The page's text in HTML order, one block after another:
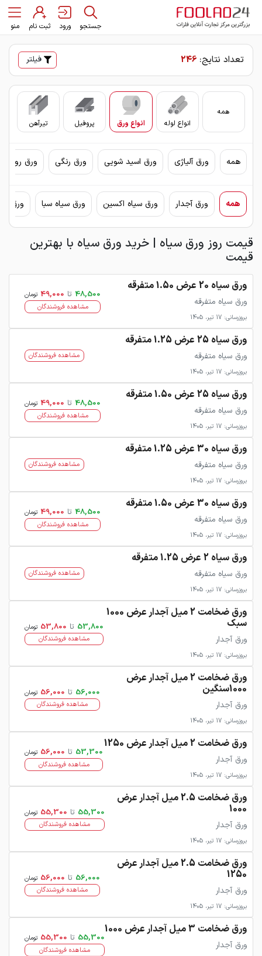
جستجو ورود ثبت نام منو
تعداد نتایج: 246 فیلتر
همه
انواع لوله
انواع ورق پروفیل تیرآهن
همه ورق آلیاژی ورق اسید شویی ورق رنگی ورق
همه ورق آجدار ورق سیاه اکسین ورق سیاه سبا ورق
قیمت روز ورق سیاه | خرید ورق سیاه با بهترین
قیمت
ورق سیاه 20 عرض 1.50 متفرقه
ورق سیاه متفرقه
بروزرسانی: 17 تیر، 1405
48,500 تا 49,000 تومان
مشاهده فروشندگان
ورق سیاه 25 عرض 1.25 متفرقه
ورق سیاه متفرقه
بروزرسانی: 17 تیر، 1405
مشاهده فروشندگان
ورق سیاه 25 عرض 1.50 متفرقه
ورق سیاه متفرقه
بروزرسانی: 17 تیر، 1405
48,500 تا 49,000 تومان
مشاهده فروشندگان
ورق سیاه 30 عرض 1.25 متفرقه
ورق سیاه متفرقه
بروزرسانی: 17 تیر، 1405
مشاهده فروشندگان
ورق سیاه 30 عرض 1.50 متفرقه
ورق سیاه متفرقه
بروزرسانی: 17 تیر، 1405
48,500 تا 49,000 تومان
مشاهده فروشندگان
ورق سیاه 2 عرض 1.25 متفرقه
ورق سیاه متفرقه
بروزرسانی: 17 تیر، 1405
مشاهده فروشندگان
ورق ضخامت 2 میل آجدار عرض 1000
سبک
ورق آجدار
بروزرسانی: 17 تیر، 1405
53,800 تا 53,800 تومان
مشاهده فروشندگان
ورق ضخامت 2 میل آجدار عرض
1000سنگین
ورق آجدار
بروزرسانی: 17 تیر، 1405
56,000 تا 56,000 تومان
مشاهده فروشندگان
ورق ضخامت 2 میل آجدار عرض 1250
ورق آجدار
بروزرسانی: 17 تیر، 1405
53,300 تا 56,000 تومان
مشاهده فروشندگان
ورق ضخامت 2.5 میل آجدار عرض
1000
ورق آجدار
بروزرسانی: 17 تیر، 1405
55,300 تا 55,300 تومان
مشاهده فروشندگان
ورق ضخامت 2.5 میل آجدار عرض
1250
ورق آجدار
بروزرسانی: 17 تیر، 1405
56,000 تا 56,000 تومان
مشاهده فروشندگان
ورق ضخامت 3 میل آجدار عرض 1000
ورق آجدار
55,300 تا 55,300 تومان
مشاهده فروشندگان